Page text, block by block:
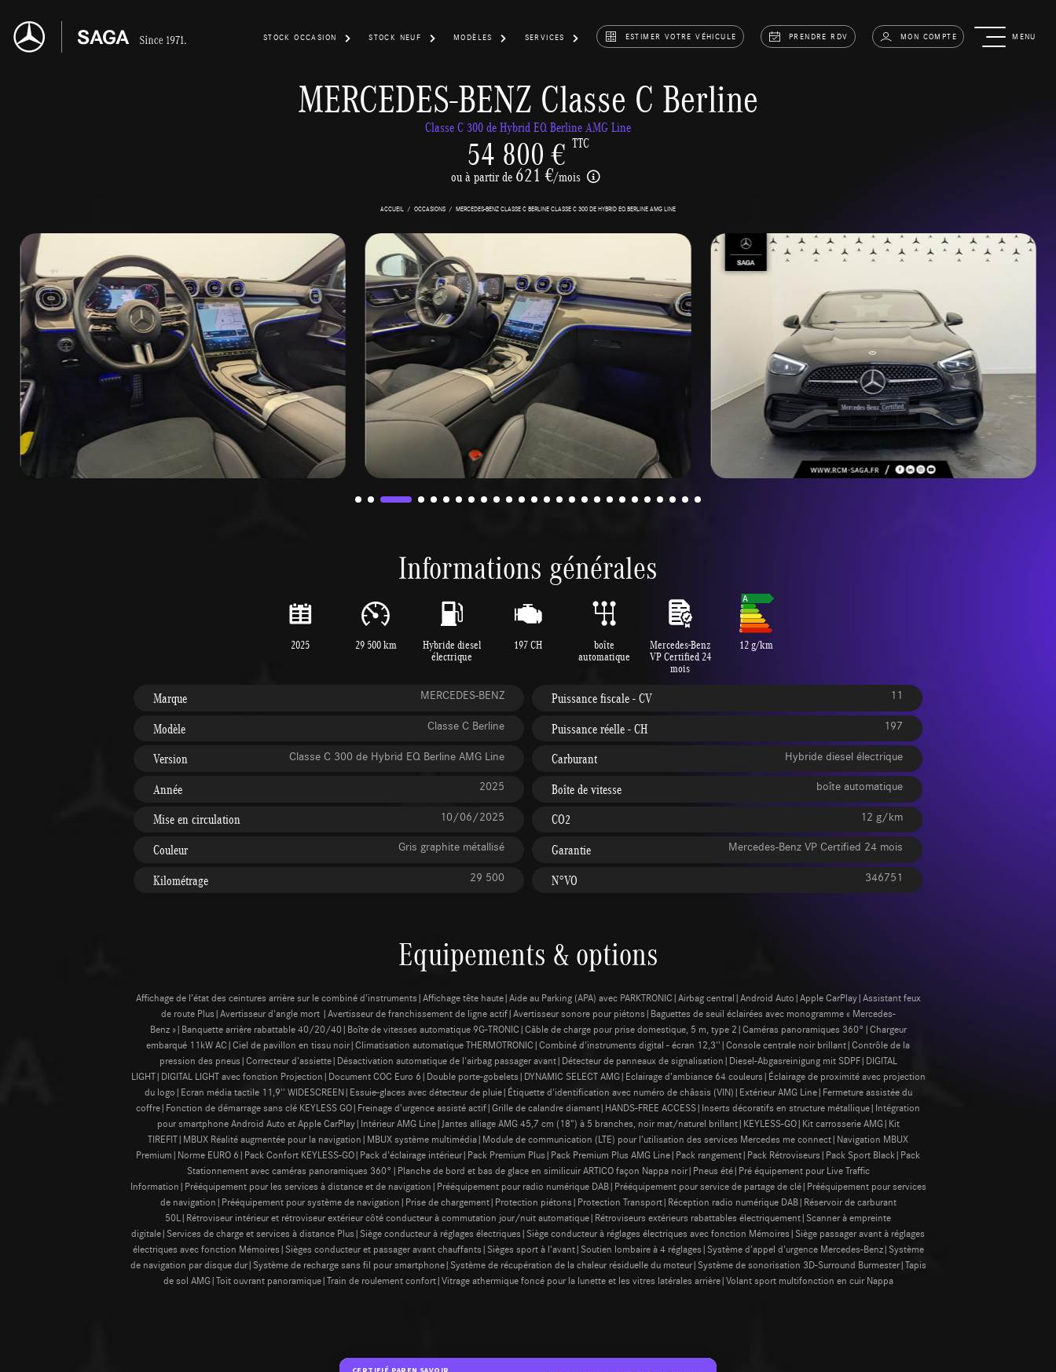
STOCK OCCASION STOCK NEUF MODÈLES SERVICES ESTIMER VOTRE VÉHICULE PRENDRE RDV MON COMPTE MENU
MERCEDES-BENZ Classe C Berline
Classe C 300 de Hybrid EQ Berline AMG Line
54 800 € TTC
ou à partir de 621 €/mois
ACCUEIL OCCASIONS MERCEDES-BENZ CLASSE C BERLINE CLASSE C 300 DE HYBRID EQ BERLINE AMG LINE
Informations générales
2025 29 500 km Hybride diesel
électrique
197 CH boîte
automatique
Mercedes-Benz
VP Certified 24
mois
12 g/km
Marque MERCEDES-BENZ
Modèle Classe C Berline
Version Classe C 300 de Hybrid EQ Berline AMG Line
Année 2025
Mise en circulation 10/06/2025
Couleur Gris graphite métallisé
Kilométrage 29 500
Puissance fiscale - CV 11
Puissance réelle - CH 197
Carburant Hybride diesel électrique
Boîte de vitesse boîte automatique
CO2 12 g/km
Garantie Mercedes-Benz VP Certified 24 mois
N°VO 346751
Equipements & options
Affichage de l’état des ceintures arrière sur le combiné d’instruments|Affichage tête haute|Aide au Parking (APA) avec PARKTRONIC|Airbag central|Android Auto|Apple CarPlay|Assistant feux
de route Plus|Avertisseur d'angle mort |Avertisseur de franchissement de ligne actif|Avertisseur sonore pour piétons|Baguettes de seuil éclairées avec monogramme « Mercedes-
Benz »|Banquette arrière rabattable 40/20/40|Boîte de vitesses automatique 9G-TRONIC|Câble de charge pour prise domestique, 5 m, type 2|Caméras panoramiques 360°|Chargeur
embarqué 11kW AC|Ciel de pavillon en tissu noir|Climatisation automatique THERMOTRONIC|Combiné d'instruments digital - écran 12,3''|Console centrale noir brillant|Contrôle de la
pression des pneus|Correcteur d'assiette|Désactivation automatique de l'airbag passager avant|Détecteur de panneaux de signalisation|Diesel-Abgasreinigung mit SDPF|DIGITAL
LIGHT|DIGITAL LIGHT avec fonction Projection|Document COC Euro 6|Double porte-gobelets|DYNAMIC SELECT AMG|Eclairage d’ambiance 64 couleurs|Éclairage de proximité avec projection
du logo|Ecran média tactile 11,9'' WIDESCREEN|Essuie-glaces avec détecteur de pluie|Étiquette d'identification avec numéro de châssis (VIN)|Extérieur AMG Line|Fermeture assistée du
coffre|Fonction de démarrage sans clé KEYLESS GO|Freinage d’urgence assisté actif|Grille de calandre diamant|HANDS-FREE ACCESS|Inserts décoratifs en structure métallique|Intégration
pour smartphone Android Auto et Apple CarPlay|Intérieur AMG Line|Jantes alliage AMG 45,7 cm (18") à 5 branches, noir mat/naturel brillant|KEYLESS-GO|Kit carrosserie AMG|Kit
TIREFIT|MBUX Réalité augmentée pour la navigation|MBUX système multimédia|Module de communication (LTE) pour l’utilisation des services Mercedes me connect|Navigation MBUX
Premium|Norme EURO 6|Pack Confort KEYLESS-GO|Pack d'éclairage intérieur|Pack Premium Plus|Pack Premium Plus AMG Line|Pack rangement|Pack Rétroviseurs|Pack Sport Black|Pack
Stationnement avec caméras panoramiques 360°|Planche de bord et bas de glace en similicuir ARTICO façon Nappa noir|Pneus été|Pré équipement pour Live Traffic
Information|Prééquipement pour les services à distance et de navigation|Prééquipement pour radio numérique DAB|Prééquipement pour service de partage de clé|Prééquipement pour services
de navigation|Prééquipement pour système de navigation|Prise de chargement|Protection piétons|Protection Transport|Réception radio numérique DAB|Réservoir de carburant
50L|Rétroviseur intérieur et rétroviseur extérieur côté conducteur à commutation jour/nuit automatique|Rétroviseurs extérieurs rabattables électriquement|Scanner à empreinte
digitale|Services de charge et services à distance Plus|Siège conducteur à réglages électriques|Siège conducteur à réglages électriques avec fonction Mémoires|Siège passager avant à réglages
électriques avec fonction Mémoires|Sièges conducteur et passager avant chauffants|Sièges sport à l'avant|Soutien lombaire à 4 réglages|Système d'appel d'urgence Mercedes-Benz|Système
de navigation par disque dur|Système de recharge sans fil pour smartphone|Système de récupération de la chaleur résiduelle du moteur|Système de sonorisation 3D-Surround Burmester|Tapis
de sol AMG|Toit ouvrant panoramique|Train de roulement confort|Vitrage athermique foncé pour la lunette et les vitres latérales arrière|Volant sport multifonction en cuir Nappa